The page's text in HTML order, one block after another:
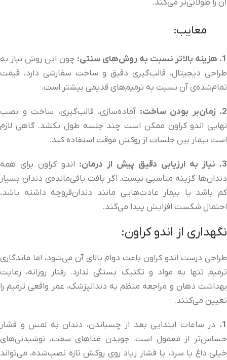
آن را طولانی‌تر می‌کند.
معایب:
1. هزینه بالاتر نسبت به روش‌های سنتی:
چون این روش نیاز به
طراحی دیجیتال، قالب‌گیری دقیق و ساخت سفارشی دارد، قیمت
تمام‌شده‌ی آن نسبت به ترمیم‌های قدیمی بیشتر است.
2. زمان‌بر بودن ساخت:
آماده‌سازی، قالب‌گیری، ساخت و نصب
نهایی اندو کراون ممکن است چند جلسه طول بکشد. گاهی لازم
است بیمار بین جلسات از روکش موقت استفاده کند.
3. نیاز به ارزیابی دقیق پیش از درمان:
اندو کراون برای همه
دندان‌ها گزینه مناسبی نیست. اگر بافت باقی‌مانده‌ی دندان بسیار
کم باشد یا بیمار عادت‌هایی مانند دندان‌قروچه داشته باشد،
احتمال شکست افزایش پیدا می‌کند.
نگهداری از اندو کراون:
طراحی درست اندو کراون باعث دوام بالای آن می‌شود، اما ماندگاری
ترمیم تنها به مواد و تکنیک بستگی ندارد. رفتار روزانه، رعایت
بهداشت دهان و مراجعه منظم به دندانپزشک، عمر واقعی ترمیم را
تعیین می‌کنند.
1.
در ساعات ابتدایی بعد از چسباندن، دندان به لمس و فشار
حساس‌تر از معمول است. جویدن غذاهای سفت، نوشیدنی‌های
خیلی داغ یا سرد، یا فشار زیاد روی روکش تازه نصب‌شده، می‌تواند